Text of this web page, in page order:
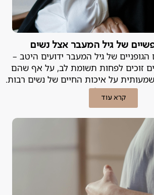
של גיל המעבר אצל נשים
של גיל המעבר ידועים היטב –
זוכים לפחות תשומת לב, על אף שהם
על איכות החיים של נשים רבות.
מה עושים?
קרא עוד